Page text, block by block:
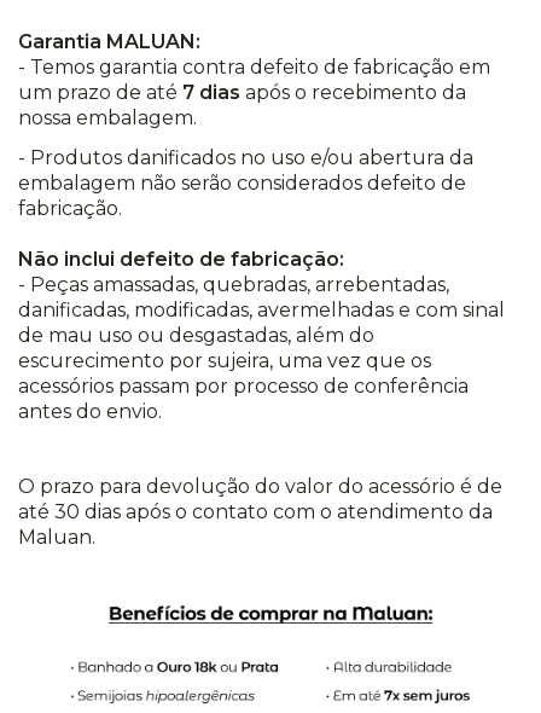
Garantia MALUAN:
- Temos garantia contra defeito de fabricação em
um prazo de até 7 dias após o recebimento da
nossa embalagem.
- Produtos danificados no uso e/ou abertura da
embalagem não serão considerados defeito de
fabricação.
Não inclui defeito de fabricação:
- Peças amassadas, quebradas, arrebentadas,
danificadas, modificadas, avermelhadas e com sinal
de mau uso ou desgastadas, além do
escurecimento por sujeira, uma vez que os
acessórios passam por processo de conferência
antes do envio.
O prazo para devolução do valor do acessório é de
até 30 dias após o contato com o atendimento da
Maluan.